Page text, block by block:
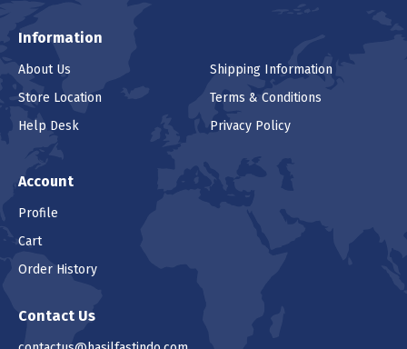
Harga
/pcs (1 pcs)
Information
About Us
Store Location
Help Desk
Shipping Information
Terms & Conditions
Privacy Policy
Account
Profile
Cart
Order History
Contact Us